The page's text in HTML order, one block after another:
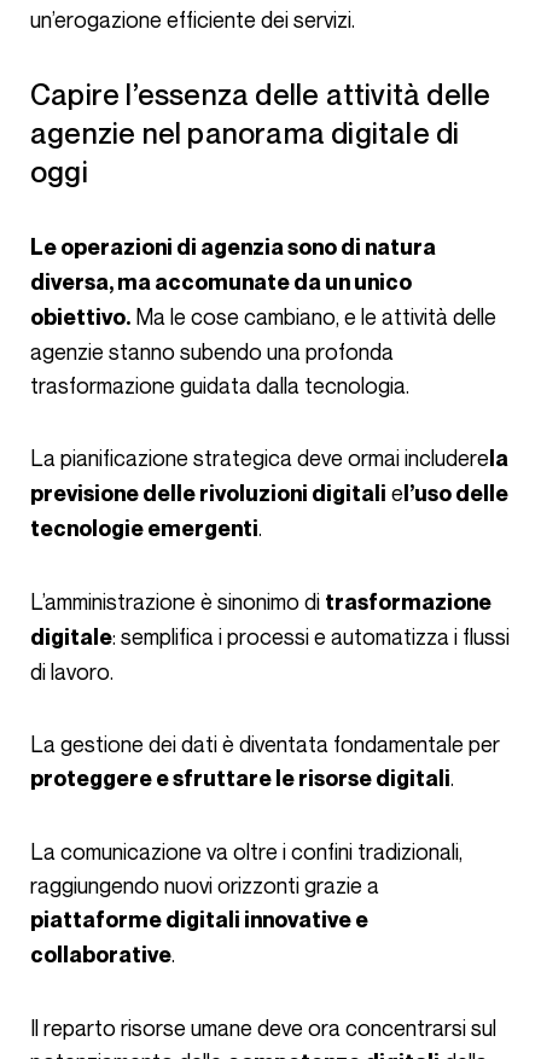
un’erogazione efficiente dei servizi.
Capire l’essenza delle attività delle
agenzie nel panorama digitale di
oggi
Le operazioni di agenzia sono di natura
diversa, ma accomunate da un unico
obiettivo. Ma le cose cambiano, e le attività delle
agenzie stanno subendo una profonda
trasformazione guidata dalla tecnologia.
La pianificazione strategica deve ormai includere la
previsione delle rivoluzioni digitali e l’uso delle
tecnologie emergenti.
L’amministrazione è sinonimo di trasformazione
digitale: semplifica i processi e automatizza i flussi
di lavoro.
La gestione dei dati è diventata fondamentale per
proteggere e sfruttare le risorse digitali.
La comunicazione va oltre i confini tradizionali,
raggiungendo nuovi orizzonti grazie a
piattaforme digitali innovative e
collaborative.
Il reparto risorse umane deve ora concentrarsi sul